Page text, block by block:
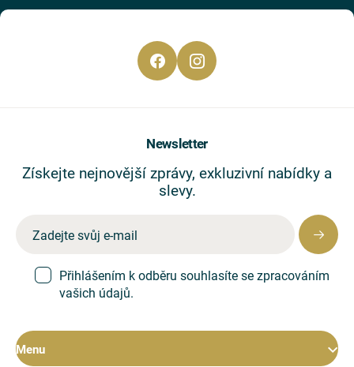
Menu
Newsletter
Získejte nejnovější zprávy, exkluzivní nabídky a
slevy.
Přihlášením k odběru souhlasíte se zpracováním
vašich údajů.